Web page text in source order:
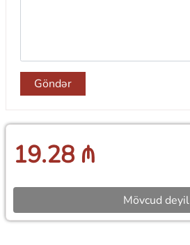
Göndər
19.28 ₼
Mövcud deyil